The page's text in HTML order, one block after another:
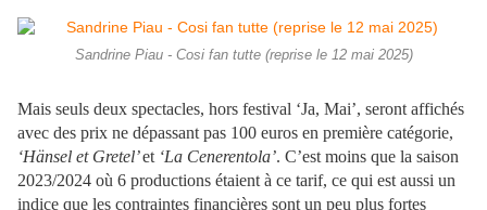
Sandrine Piau - Cosi fan tutte (reprise le 12 mai 2025)
Mais seuls deux spectacles, hors festival ‘Ja, Mai’, seront affichés
avec des prix ne dépassant pas 100 euros en première catégorie,
‘Hänsel et Gretel’et ‘La Cenerentola’. C’est moins que la saison
2023/2024 où 6 productions étaient à ce tarif, ce qui est aussi un
indice que les contraintes financières sont un peu plus fortes